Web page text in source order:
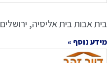
בית אבות בית אליסיה, ירושלים
מידע נוסף »